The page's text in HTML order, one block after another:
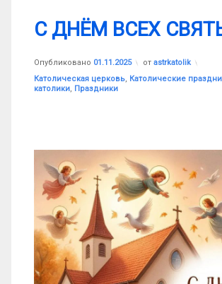
С ДНЁМ ВСЕХ
Опубликовано 01.11.2025
Обновлено на
от astrkatolik
Рубрики:
Католическая церковь, Католические
католики, Праздники